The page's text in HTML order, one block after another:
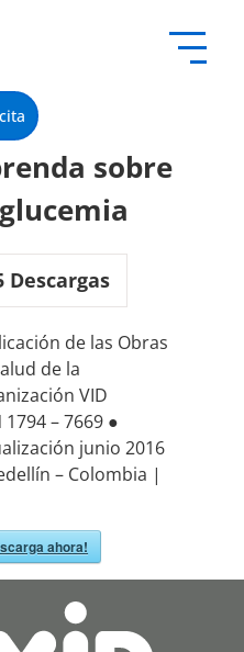
sobre
Descargas
de las Obras
de la
VID
1794 – 7669 ●
junio 2016
– Colombia |
ahora!